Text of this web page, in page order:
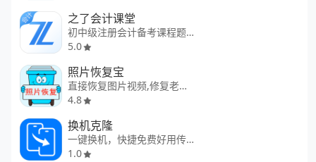
之了会计课堂
初中级注册会计备考课程题库
5.0
照片恢复宝
直接恢复图片视频,修复老照片
4.8
换机克隆
一键换机，快捷免费好用传输工具
1.0